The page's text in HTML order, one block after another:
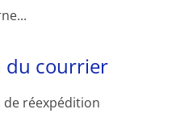
du courrier
de réexpédition